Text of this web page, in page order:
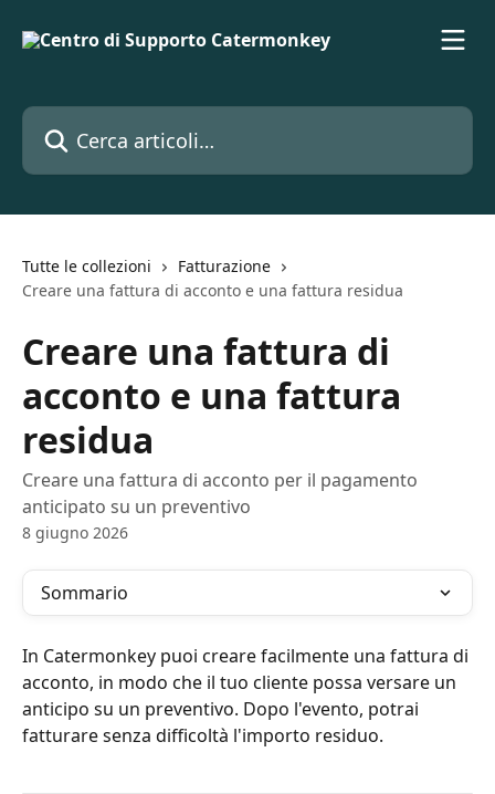
Cerca articoli…
Tutte le collezioni
Fatturazione
Creare una fattura di acconto e una fattura residua
Creare una fattura di
acconto e una fattura
residua
Creare una fattura di acconto per il pagamento
anticipato su un preventivo
8 giugno 2026
Sommario
In Catermonkey puoi creare facilmente una fattura di
acconto, in modo che il tuo cliente possa versare un
anticipo su un preventivo. Dopo l'evento, potrai
fatturare senza difficoltà l'importo residuo.